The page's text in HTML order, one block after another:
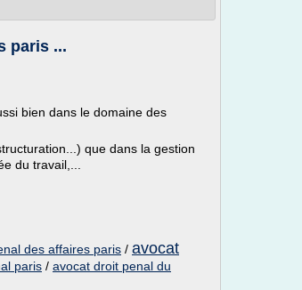
paris ...
bien dans le domaine des
que dans la gestion
du travail,...
des affaires paris / avocat
paris / avocat droit penal du